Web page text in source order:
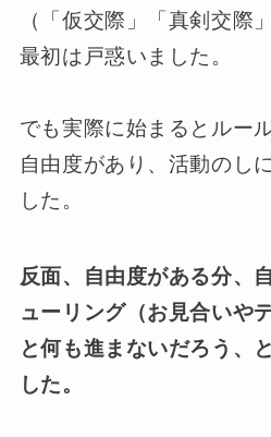
（「仮交際」「真剣交際
最初は戸惑いました。
でも実際に始まるとルー
自由度があり、活動のし
した。
反面、自由度がある分、
ューリング（お見合いや
と何も進まないだろう、
した。